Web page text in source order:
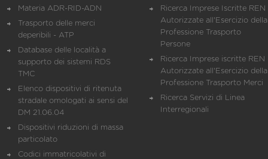
Materia ADR-RID-ADN
Trasporto delle merci
deperibili - ATP
Database delle località a
supporto dei sistemi RDS
TMC
Elenco dispositivi di ritenuta
stradale omologati ai sensi del
DM 21.06.04
Dispositivi riduzioni di massa
particolato
Codici immatricolativi di
Ricerca Imprese Iscritte REN
Autorizzate all'Esercizio della
Professione Trasporto
Persone
Ricerca Imprese iscritte REN
Autorizzate all'Esercizio della
Professione Trasporto Merci
Ricerca Servizi di Linea
Interregionali